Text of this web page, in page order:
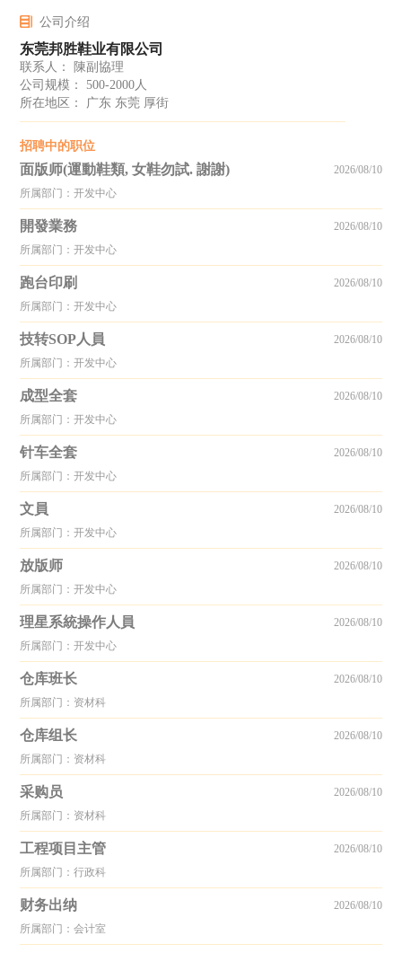
公司介绍
东莞邦胜鞋业有限公司
联系人： 陳副協理
公司规模： 500-2000人
所在地区： 广东 东莞 厚街
招聘中的职位
面版师(運動鞋類, 女鞋勿試. 謝謝)
所属部门：开发中心
2026/08/10
開發業務
所属部门：开发中心
2026/08/10
跑台印刷
所属部门：开发中心
2026/08/10
技转SOP人員
所属部门：开发中心
2026/08/10
成型全套
所属部门：开发中心
2026/08/10
针车全套
所属部门：开发中心
2026/08/10
文員
所属部门：开发中心
2026/08/10
放版师
所属部门：开发中心
2026/08/10
理星系統操作人員
所属部门：开发中心
2026/08/10
仓库班长
所属部门：资材科
2026/08/10
仓库组长
所属部门：资材科
2026/08/10
采购员
所属部门：资材科
2026/08/10
工程项目主管
所属部门：行政科
2026/08/10
财务出纳
所属部门：会计室
2026/08/10